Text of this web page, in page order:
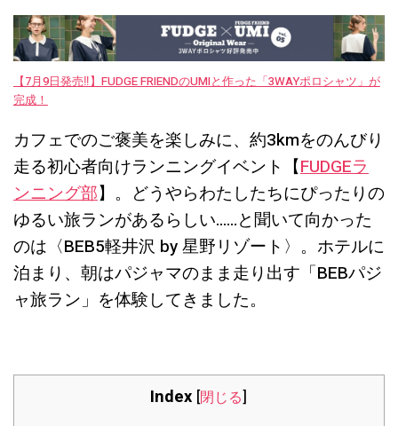
【7月9日発売‼︎】FUDGE FRIENDのUMIと作った「3WAYポロシャツ」が
完成！
カフェでのご褒美を楽しみに、約3kmをのんびり
走る初心者向けランニングイベント【FUDGEラ
ンニング部】。どうやらわたしたちにぴったりの
ゆるい旅ランがあるらしい……と聞いて向かった
のは〈BEB5軽井沢 by 星野リゾート〉。ホテルに
泊まり、朝はパジャマのまま走り出す「BEBパジ
ャ旅ラン」を体験してきました。
Index [閉じる]